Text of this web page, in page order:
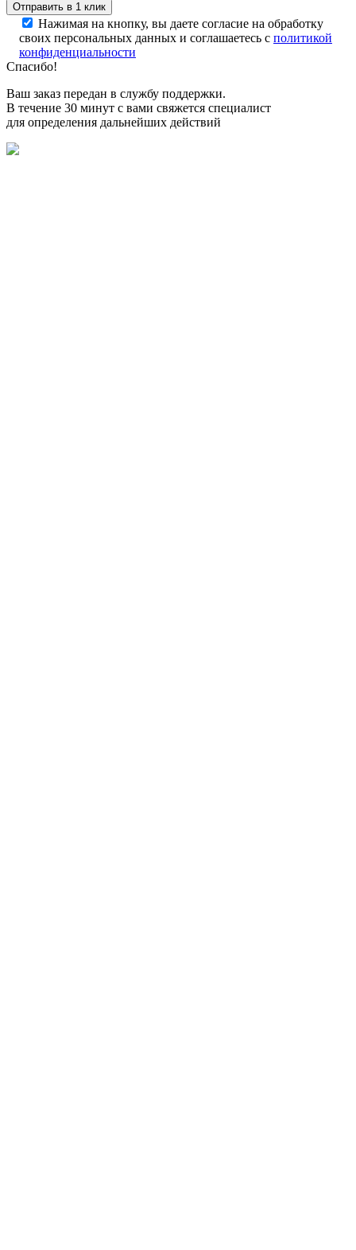
Нажимая на кнопку, вы даете согласие на обработку
своих персональных данных и соглашаетесь с политикой
конфиденциальности
Спасибо!
Ваш заказ передан в службу поддержки.
В течение 30 минут с вами свяжется специалист
для определения дальнейших действий